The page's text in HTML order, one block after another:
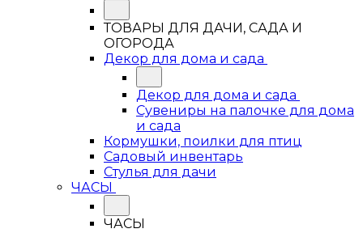
ТОВАРЫ ДЛЯ ДАЧИ, САДА И
ОГОРОДА
Декор для дома и сада
Декор для дома и сада
Сувениры на палочке для дома
и сада
Кормушки, поилки для птиц
Садовый инвентарь
Стулья для дачи
ЧАСЫ
ЧАСЫ